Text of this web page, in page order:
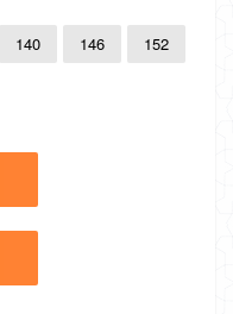
140 146 152